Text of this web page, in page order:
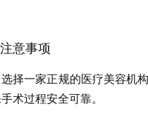
意事项
择一家正规的医疗美容机
术过程安全可靠。